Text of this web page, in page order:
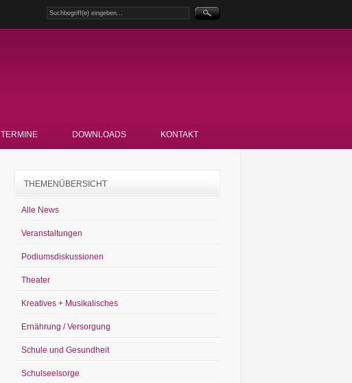
TERMINE DOWNLOADS KONTAKT
THEMENÜBERSICHT
Alle News
Veranstaltungen
Podiumsdiskussionen
Theater
Kreatives + Musikalisches
Ernährung / Versorgung
Schule und Gesundheit
Schulseelsorge